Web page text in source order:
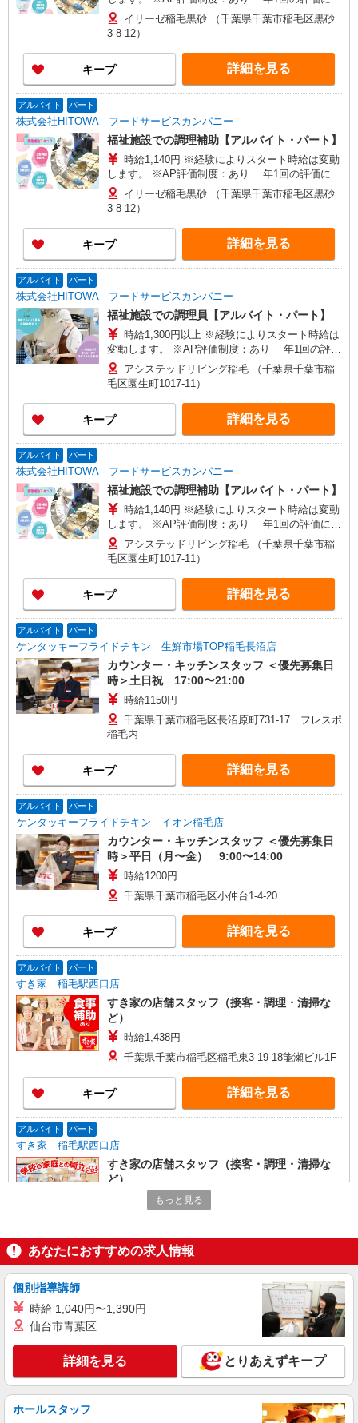
り時給を見直します。 ※アルバイト賞与（寸
志）：あり 年2回。勤続年数により金額UP。
イリーゼ稲毛黒砂 （千葉県千葉市稲毛区黒砂
3-8-12）
キープ 詳細を見る
アルバイト パート
株式会社HITOWA フードサービスカンパニー
福祉施設での調理補助【アルバイト・パート】
時給1,140円 ※経験によりスタート時給は変動
します。 ※AP評価制度：あり 年1回の評価によ
り時給を見直します。 ※アルバイト賞与（寸
志）：あり 年2回。勤続年数により金額UP。
イリーゼ稲毛黒砂 （千葉県千葉市稲毛区黒砂
3-8-12）
キープ 詳細を見る
アルバイト パート
株式会社HITOWA フードサービスカンパニー
福祉施設での調理員【アルバイト・パート】
時給1,300円以上 ※経験によりスタート時給は
変動します。 ※AP評価制度：あり 年1回の評価
により時給を見直します。 ※アルバイト賞与（寸
志）：あり 年2回。勤続年数により金額UP。
アシステッドリビング稲毛 （千葉県千葉市稲
毛区園生町1017-11）
キープ 詳細を見る
アルバイト パート
株式会社HITOWA フードサービスカンパニー
福祉施設での調理補助【アルバイト・パート】
時給1,140円 ※経験によりスタート時給は変動
します。 ※AP評価制度：あり 年1回の評価によ
り時給を見直します。 ※アルバイト賞与（寸
志）：あり 年2回。勤続年数により金額UP。
アシステッドリビング稲毛 （千葉県千葉市稲
毛区園生町1017-11）
キープ 詳細を見る
アルバイト パート
ケンタッキーフライドチキン 生鮮市場TOP稲毛長沼店
カウンター・キッチンスタッフ ＜優先募集日
時＞土日祝 17:00〜21:00
時給1150円
千葉県千葉市稲毛区長沼原町731-17 フレスポ
稲毛内
キープ 詳細を見る
アルバイト パート
ケンタッキーフライドチキン イオン稲毛店
カウンター・キッチンスタッフ ＜優先募集日
時＞平日（月〜金） 9:00〜14:00
時給1200円
千葉県千葉市稲毛区小仲台1-4-20
キープ 詳細を見る
アルバイト パート
すき家 稲毛駅西口店
すき家の店舗スタッフ（接客・調理・清掃な
ど）
時給1,438円
千葉県千葉市稲毛区稲毛東3-19-18能瀬ビル1F
キープ 詳細を見る
アルバイト パート
すき家 稲毛駅西口店
すき家の店舗スタッフ（接客・調理・清掃な
ど）
時給1,150円 ※22:00〜翌5:00：時給1,438円 ※
高校生時給1,140円 ※早朝手当（5:00〜9:00）時給
詳細を見る
アルバイト パート
ピザハット 稲毛店
ピザの宅配／デリバリー・配達
時給1,300円以上 平日 時給1,300円以上 土日・
祝日 時給1,300円以上 高校生 時給1,300円以上
千葉県千葉市稲毛区園生町1108-2 ユウキ園生
もっと見る
あなたにおすすめの求人情報
個別指導講師
時給 1,040円〜1,390円
仙台市青葉区
詳細を見る とりあえずキープ
ホールスタッフ